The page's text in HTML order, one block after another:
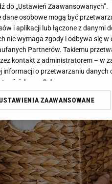
do „Ustawień Zaawansowanych”.
dane osobowe mogą być
i aplikacji lub łączone z danymi
nie wymaga zgody i odbywa się w
Partnerów. Takiemu
kontakt z administratorem – w
informacji o przetwarzaniu
Agora S.A.
„Akceptuję” wyrażasz też zgodę
plików cookie, wywołując
„Ustawienia prywatności ” w
cookie możliwa jest także za
Zaufani Partnerzy i Agora S.A.
dokładnych danych
ZAAWANSOWANE